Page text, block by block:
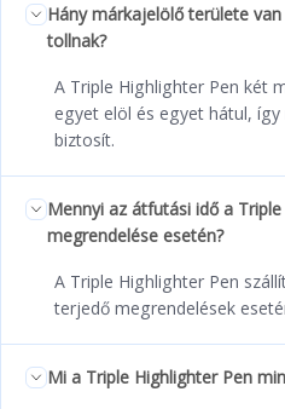
Hány márkajelölő területe
tollnak?
A Triple Highlighter Pen két
egyet elöl és egyet hátul,
biztosít.
Mennyi az átfutási idő a
megrendelése esetén?
A Triple Highlighter Pen
terjedő megrendelések
Mi a Triple Highlighter Pen